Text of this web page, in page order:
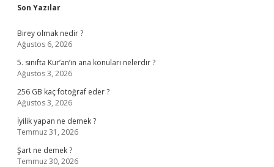
Sidebar
Son Yazılar
Birey olmak nedir ?
Ağustos 6, 2026
5. sınıfta Kur’an’ın ana konuları nelerdir ?
Ağustos 3, 2026
256 GB kaç fotoğraf eder ?
Ağustos 3, 2026
İyilik yapan ne demek ?
Temmuz 31, 2026
Şart ne demek ?
Temmuz 30, 2026